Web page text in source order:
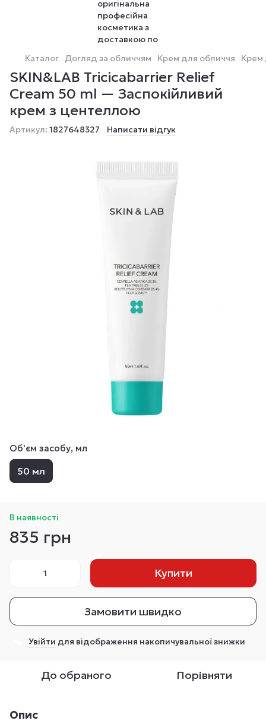
Каталог Догляд за обличчям Крем для обличчя Крем
SKIN&LAB Tricicabarrier Relief
Cream 50 ml — Заспокійливий
крем з центеллою
Артикул: 1827648327 Написати відгук
Об'єм засобу, мл
50 мл
В наявності
835 грн
Купити
Замовити швидко
Увійти для відображення накопичувальної знижки
До обраного Порівняти
Опис